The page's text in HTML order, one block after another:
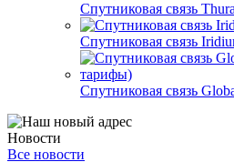
Спутниковая связь
Спутниковая связь
Спутниковая связь
Новости
Все новости